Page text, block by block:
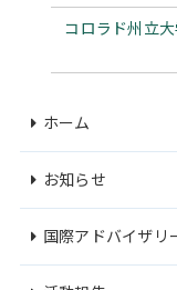
コロラド州立
ホーム
お知らせ
国際アドバイザリ